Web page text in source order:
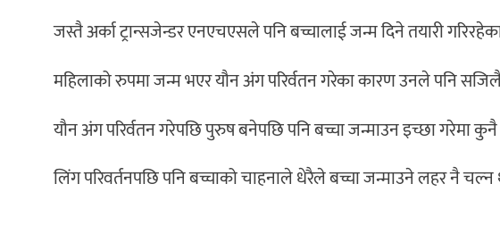
जस्तै अर्का ट्रान्सजेन्डर एनएचएसले पनि बच्चालाई जन्म दिने तयारी गरिरहेका
महिलाको रुपमा जन्म भएर यौन अंग परिर्वतन गरेका कारण उनले पनि
यौन अंग परिर्वतन गरेपछि पुरुष बनेपछि पनि बच्चा जन्माउन इच्छा गरेमा कुनै
लिंग परिवर्तनपछि पनि बच्चाको चाहनाले धेरैले बच्चा जन्माउने लहर नै चल्न